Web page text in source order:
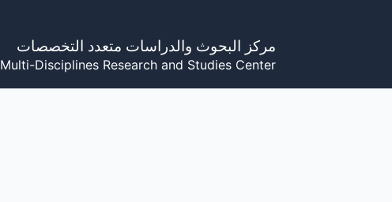
مركز البحوث والدراسات متعدد التخصصات
Multi-Disciplines Research and Studies Center